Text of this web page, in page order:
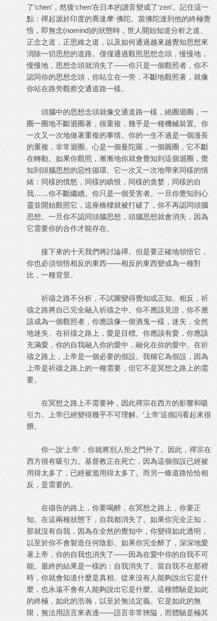
了‘chen’，然後‘chen’在日本的讀音變成了‘zen’。記住這一
點：禪起源於印度的喬達摩·佛陀。當佛陀達到他的終極覺
悟，即無念(nomind)的狀態時，世人開始知道分析之道、
正念之道，正思維之道，以及如何通過越來越覺知思想來
消除一切思想的道路。僅僅通過觀照思想念頭，慢慢地，
慢慢地，思想念頭就消失了——你只是一個觀照者，你不
認同你的思想念頭，你站立在一旁，不斷地觀照著，就像
你站在路旁觀察交通道路一樣。
頭腦中的思想念頭就像交通道路一樣，繞圈迴圈，一
圈一圈地不斷迴圈著，很重複，幾乎是一種機械裝置。你
一次又一次地做著重複的事情。你的一生不過是一個漫長
的重複，非常迴圈。心是一個曼陀羅，一個圓圈，它不斷
在轉動。如果你觀照，漸漸地你就會覺知到這個迴圈，覺
知到頭腦思想的惡性循環。它一次又一次地帶來同樣的情
緒：同樣的憤怒，同樣的瞋恨，同樣的貪婪，同樣的自
我……你不斷繼續。你只是一個受害者。一旦你覺知到心
靈並開始觀照它，這座橋樑就被打破了，你不再認同頭腦
思想。一旦你不認同頭腦思想，頭腦思想就會消失，因為
它需要你的合作才能存在。
接下來的十天我們將討論禪。但是要正確地領悟它，
你也必須領悟相反的東西——相反的東西變成為一種對
比，一種背景。
祈禱之路不分析，不試圖變得覺知或正知。相反，祈
禱之路將自己完全融入祈禱之中。你不應該見證，你不應
該成為一個觀照者，你應該像一個酒鬼一樣，迷失，全然
地迷失。在祈禱之路上，愛是目標。你應該有愛，你應該
充滿愛，你的自我融入你的愛中，融化在你的愛中。在祈
禱之路上，上帝是一個必要的假設。我稱它為假設，因為
上帝是祈禱之路上的一種需要，但它不是冥想之路上的需
要。
在冥想之路上不需要神，因此禪宗在西方的影響和吸
引力。上帝已經變得幾乎不可理解。‘上帝’這個詞看起來很
髒。
你一說‘上帝’，你就將別人拒之門外了。因此，禪宗在
西方很有吸引力。基督教正在死亡，因為這個假設已經被
用得太多了，已經被濫用得太多了。而另一條道路恰恰相
反，是需要的。
在禱告的路上，你要喝醉，在冥想之路上，你要正
知。在這兩種狀態下，自我都消失了。如果你完全正知，
那就沒有自我，因為在全然的覺知中，你變得如此透明，
以至於你不會製造任何陰影。如果你完全醉了，深深地愛
著上帝，你的自我也消失了——因為在愛中你的自我不可
能。最終的結果是一樣的：自我消失了。當自我不在那裡
時，你就會知道什麼是真相。從來沒有人能夠說出它是什
麼，也永遠不會有人能夠說出它是什麼。這種體驗是如此
的終極，如此的浩瀚，以至於無法定義。它是如此的無
限，無法用語言來表達——語言非常狹隘，而體驗是極其